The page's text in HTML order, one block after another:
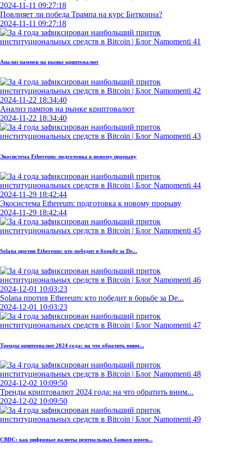
2024-11-11 09:27:18
Повлияет ли победа Трампа на курс Биткоина?
2024-11-11 09:27:18
Анализ пампов на рынке криптовалют
2024-11-22 18:34:40
Анализ пампов на рынке криптовалют
2024-11-22 18:34:40
Экосистема Ethereum: подготовка к новому прорыву
2024-11-29 18:42:44
Экосистема Ethereum: подготовка к новому прорыву
2024-11-29 18:42:44
Solana против Ethereum: кто победит в борьбе за De...
2024-12-01 10:03:23
Solana против Ethereum: кто победит в борьбе за De...
2024-12-01 10:03:23
Тренды криптовалют 2024 года: на что обратить вним...
2024-12-02 10:09:50
Тренды криптовалют 2024 года: на что обратить вним...
2024-12-02 10:09:50
CBDC: как цифровые валюты центральных банков измен...